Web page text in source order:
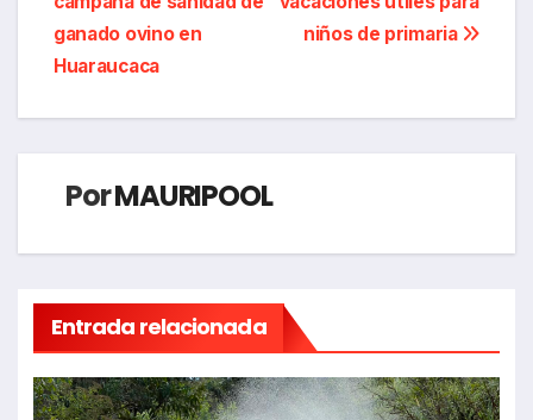
de
entradas
niños de primaria
ganado ovino en
Huaraucaca
PorMAURIPOOL
Entrada relacionada